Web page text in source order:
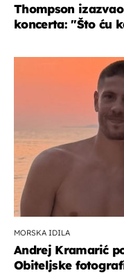
Thompson
koncerta: "Što ću
MORSKA IDILA
Andrej Kramarić
Obiteljske